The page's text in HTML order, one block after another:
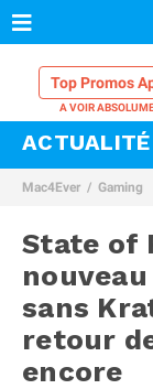
Top Promos
VPN Mac
ACTUALITÉ
Mac4Ever Gaming
State of
sans
retour
encore